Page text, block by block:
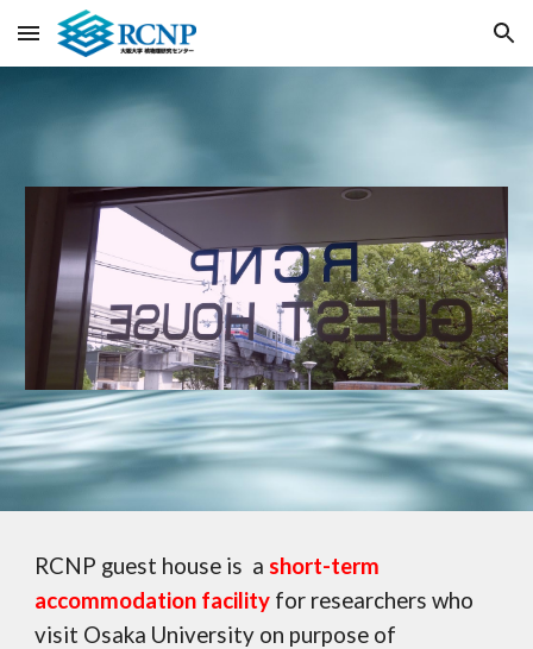
Skip to main content Skip to navigation
RCNP guest house is a short-term
accommodation facility for researchers who
visit Osaka University on purpose of